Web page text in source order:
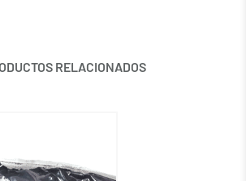
RELACIONADOS